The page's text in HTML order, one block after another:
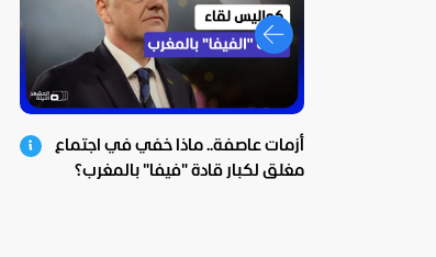
أزمات عاصفة.. ماذا خفي في اجتماع
مغلق لكبار قادة "فيفا" بالمغرب؟